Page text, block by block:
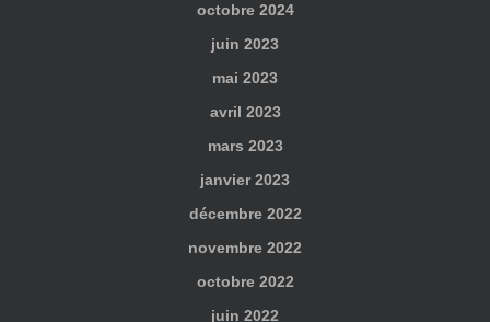
octobre 2024
juin 2023
mai 2023
avril 2023
mars 2023
janvier 2023
décembre 2022
novembre 2022
octobre 2022
juin 2022